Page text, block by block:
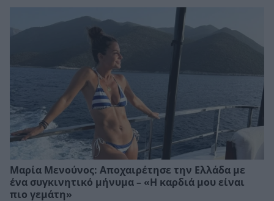
Μαρία Μενούνος: Αποχαιρέτησε την Ελλάδα με
ένα συγκινητικό μήνυμα – «Η καρδιά μου είναι
πιο γεμάτη»